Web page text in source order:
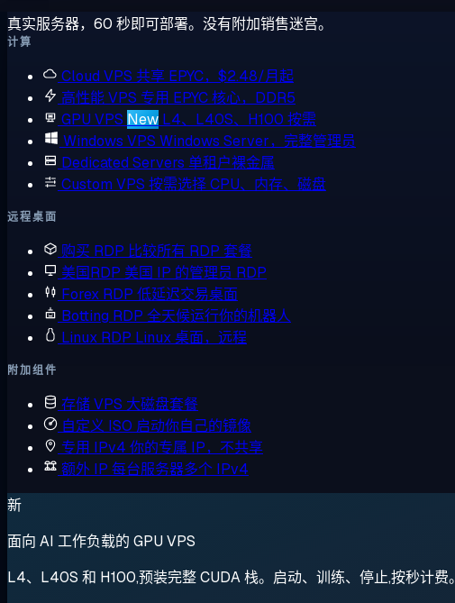
真实服务器，60 秒即可部署。没有附加销售迷宫。
计算
Cloud VPS 共享 EPYC，$2.48/月起
高性能 VPS 专用 EPYC 核心，DDR5
GPU VPS New L4、L40S、H100 按需
Windows VPS Windows Server，完整管理员
Dedicated Servers 单租户裸金属
Custom VPS 按需选择 CPU、内存、磁盘
远程桌面
购买 RDP 比较所有 RDP 套餐
美国RDP 美国 IP 的管理员 RDP
Forex RDP 低延迟交易桌面
Botting RDP 全天候运行你的机器人
Linux RDP Linux 桌面，远程
附加组件
存储 VPS 大磁盘套餐
自定义 ISO 启动你自己的镜像
专用 IPv4 你的专属 IP，不共享
额外 IP 每台服务器多个 IPv4
新
面向 AI 工作负载的 GPU VPS
L4、L40S 和 H100,预装完整 CUDA 栈。启动、训练、停止,按秒计费。